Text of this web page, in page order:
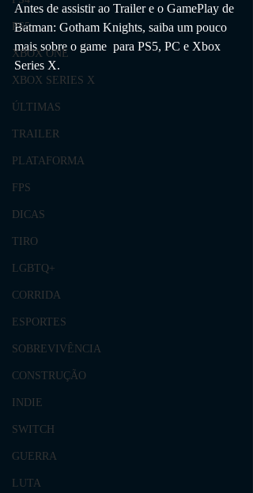
PS5
XBOX ONE
XBOX SERIES X
ÚLTIMAS
TRAILER
PLATAFORMA
FPS
DICAS
TIRO
LGBTQ+
CORRIDA
ESPORTES
SOBREVIVÊNCIA
CONSTRUÇÃO
INDIE
SWITCH
GUERRA
LUTA
Antes de assistir ao Trailer e o GamePlay de
Batman: Gotham Knights, saiba um pouco
mais sobre o game  para PS5, PC e Xbox
Series X.